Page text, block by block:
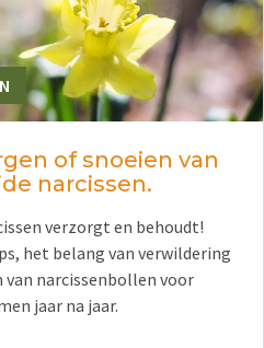
of snoeien van
narcissen.
verzorgt en behoudt!
het belang van verwildering
van narcissenbollen voor
jaar na jaar.